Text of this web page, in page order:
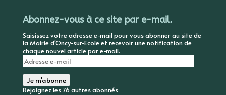
Abonnez-vous à ce site par e-mail.
Saisissez votre adresse e-mail pour vous abonner au site de
la Mairie d'Oncy-sur-Ecole et recevoir une notification de
chaque nouvel article par e-mail.
Adresse
e-
mail
Je m'abonne
Rejoignez les 76 autres abonnés